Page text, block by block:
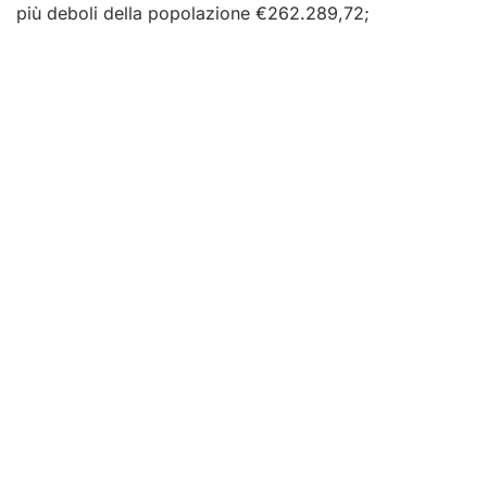
più deboli della popolazione €262.289,72;